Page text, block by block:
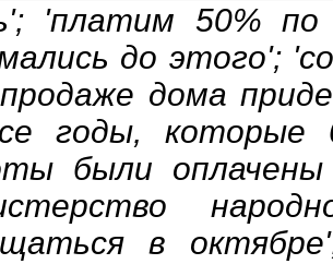
'платим 50% по
до этого';
дома
годы, которые
были
в